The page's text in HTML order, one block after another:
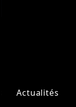
Actualités